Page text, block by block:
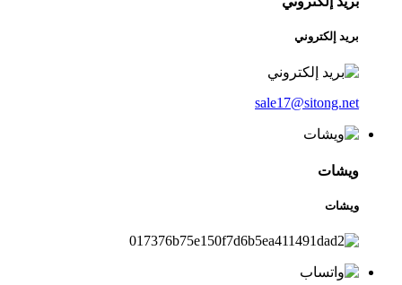
بريد إلكتروني
sale17@sitong.net
ويشات
ويشات